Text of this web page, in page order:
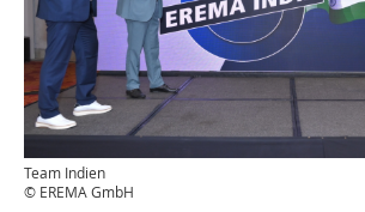
Team Indien
© EREMA GmbH